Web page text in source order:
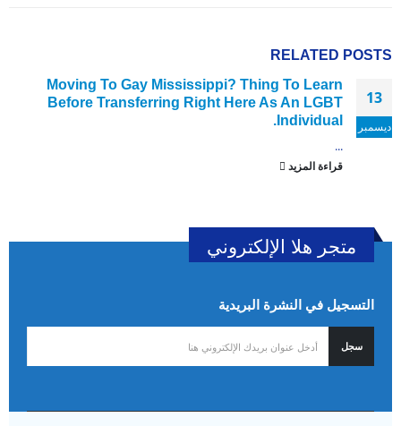
RELATED POSTS
13
ديسمبر
Moving To Gay Mississippi? Thing To Learn
Before Transferring Right Here As An LGBT
Individual.
...
قراءة المزيد
متجر هلا الإلكتروني
التسجيل في النشرة البريدية